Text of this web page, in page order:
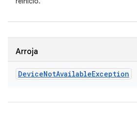
Arroja
DeviceNotAvailableException